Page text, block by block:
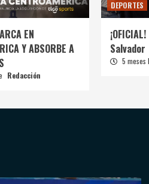
EN
Y ABSORBE A
Redacción
DEPORTES
Salvador
5